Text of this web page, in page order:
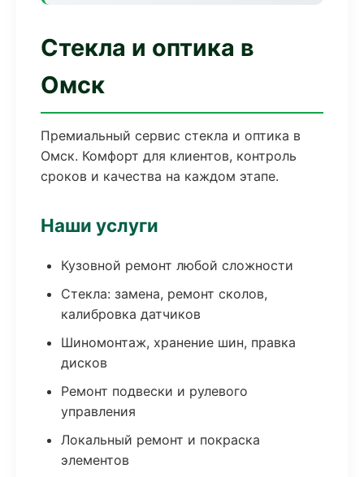
Стекла и оптика в
Омск
Премиальный сервис стекла и оптика в
Омск. Комфорт для клиентов, контроль
сроков и качества на каждом этапе.
Наши услуги
Кузовной ремонт любой сложности
Стекла: замена, ремонт сколов,
калибровка датчиков
Шиномонтаж, хранение шин, правка
дисков
Ремонт подвески и рулевого
управления
Локальный ремонт и покраска
элементов